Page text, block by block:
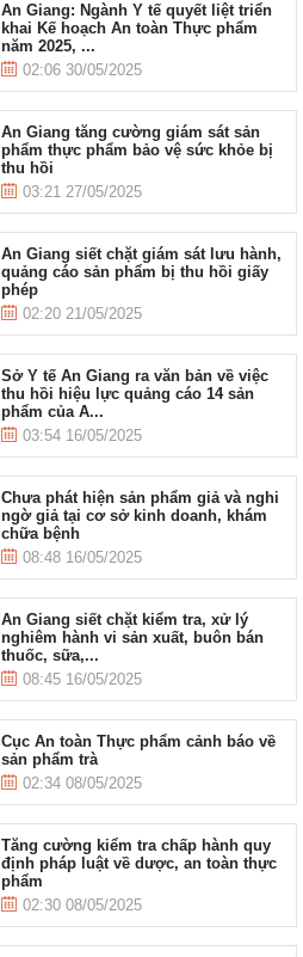
An Giang: Ngành Y tế quyết liệt triển
khai Kế hoạch An toàn Thực phẩm
năm 2025, ...
02:06 30/05/2025
An Giang tăng cường giám sát sản
phẩm thực phẩm bảo vệ sức khỏe bị
thu hồi
03:21 27/05/2025
An Giang siết chặt giám sát lưu hành,
quảng cáo sản phẩm bị thu hồi giấy
phép
02:20 21/05/2025
Sở Y tế An Giang ra văn bản về việc
thu hồi hiệu lực quảng cáo 14 sản
phẩm của A...
03:54 16/05/2025
Chưa phát hiện sản phẩm giả và nghi
ngờ giả tại cơ sở kinh doanh, khám
chữa bệnh
08:48 16/05/2025
An Giang siết chặt kiểm tra, xử lý
nghiêm hành vi sản xuất, buôn bán
thuốc, sữa,...
08:45 16/05/2025
Cục An toàn Thực phẩm cảnh báo về
sản phẩm trà
02:34 08/05/2025
Tăng cường kiểm tra chấp hành quy
định pháp luật về dược, an toàn thực
phẩm
02:30 08/05/2025